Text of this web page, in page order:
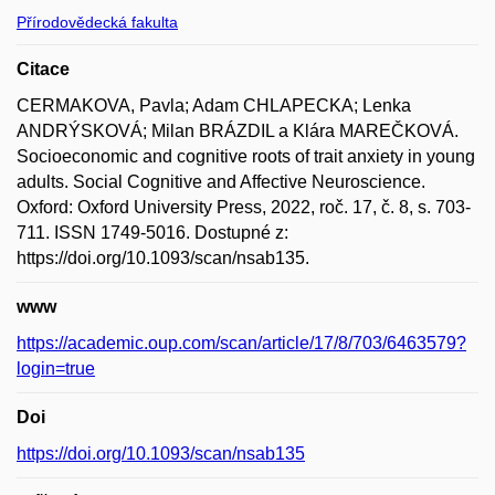
Přírodovědecká fakulta
Citace
CERMAKOVA, Pavla; Adam CHLAPECKA; Lenka
ANDRÝSKOVÁ; Milan BRÁZDIL a Klára MAREČKOVÁ.
Socioeconomic and cognitive roots of trait anxiety in young
adults. Social Cognitive and Affective Neuroscience.
Oxford: Oxford University Press, 2022, roč. 17, č. 8, s. 703-
711. ISSN 1749-5016. Dostupné z:
https://doi.org/10.1093/scan/nsab135.
www
https://academic.oup.com/scan/article/17/8/703/6463579?
login=true
Doi
https://doi.org/10.1093/scan/nsab135